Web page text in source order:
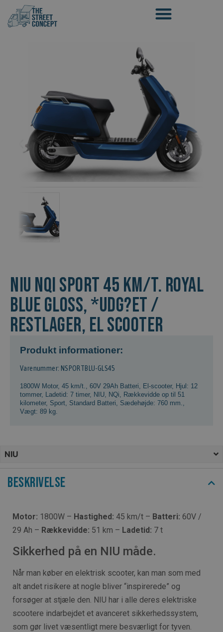
NIU NQi Sport 45 km/t. Royal
Blue Gloss, *Udg?et /
Restlager, El scooter
Produkt informationer:
Varenummer: NSPORTBLU-GLS45
1800W Motor, 45 km/t. 60V 29Ah Batteri El-scooter, Hjul: 12
tommer, Ladetid: 7 timer, NIU NQi
Rækkevidde op til 51
kilometer, Sport Standard Batteri Sædehøjde: 760 mm.
Vægt: 89 kg.
NIU
Beskrivelse
Motor: 1800W – Hastighed: 45 km/t – Batteri: 60V /
29 Ah – Rækkevidde: 51 km – Ladetid: 7 t
Sikkerhed på en NIU måde.
Når man køber en elektrisk scooter, kan man som med
alt andet risikere at nogle bliver “inspirerede” og
forsøger at stjæle den. NIU har i alle deres elektriske
scootere indarbejdet et avanceret sikkerhedssystem,
som gør livet væsentligt mere besværligt for tyven.